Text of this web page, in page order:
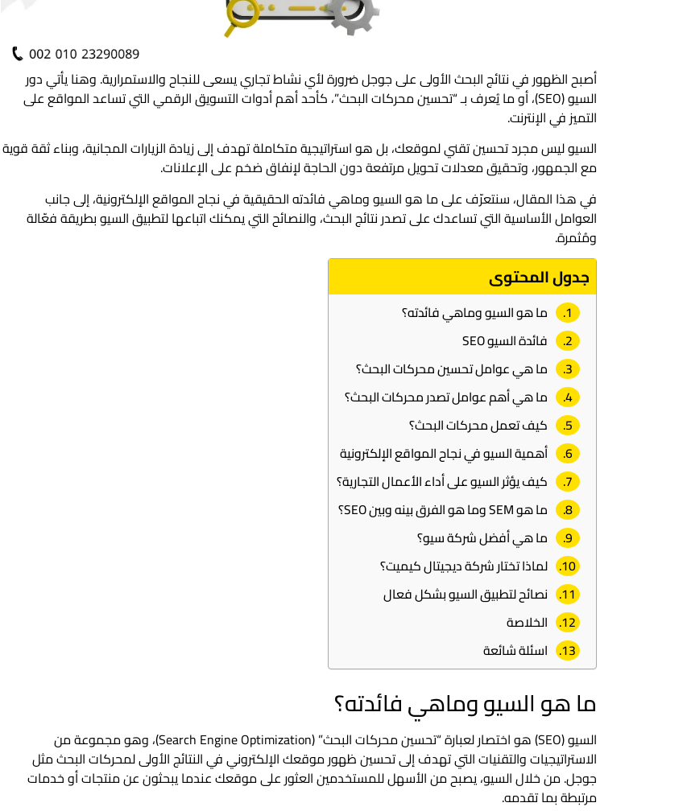
أصبح الظهور في نتائج البحث الأولى على جوجل ضرورة لأي نشاط تجاري يسعى للنجاح والاستمرارية. وهنا يأتي دور
السيو (SEO)، أو ما يُعرف بـ “تحسين محركات البحث”، كأحد أهم أدوات التسويق الرقمي التي تساعد المواقع على
التميز في الإنترنت.
السيو ليس مجرد تحسين تقني لموقعك، بل هو استراتيجية متكاملة تهدف إلى زيادة الزيارات المجانية، وبناء ثقة قوية
مع الجمهور، وتحقيق معدلات تحويل مرتفعة دون الحاجة لإنفاق ضخم على الإعلانات.
في هذا المقال، سنتعرّف على ما هو السيو وماهي فائدته الحقيقية في نجاح المواقع الإلكترونية، إلى جانب
العوامل الأساسية التي تساعدك على تصدر نتائج البحث، والنصائح التي يمكنك اتباعها لتطبيق السيو بطريقة فعّالة
ومُثمرة.
جدول المحتوى
ما هو السيو وماهي فائدته؟
فائدة السيو SEO
ما هي عوامل تحسين محركات البحث؟
ما هي أهم عوامل تصدر محركات البحث؟
كيف تعمل محركات البحث؟
أهمية السيو في نجاح المواقع الإلكترونية
كيف يؤثر السيو على أداء الأعمال التجارية؟
ما هو SEM وما هو الفرق بينه وبين SEO؟
ما هي أفضل شركة سيو؟
لماذا تختار شركة ديجيتال كيميت؟
نصائح لتطبيق السيو بشكل فعال
الخلاصة
اسئلة شائعة
ما هو السيو وماهي فائدته؟
السيو (SEO) هو اختصار لعبارة “تحسين محركات البحث” (Search Engine Optimization)، وهو مجموعة من
الاستراتيجيات والتقنيات التي تهدف إلى تحسين ظهور موقعك الإلكتروني في النتائج الأولى لمحركات البحث مثل
جوجل. من خلال السيو، يصبح من الأسهل للمستخدمين العثور على موقعك عندما يبحثون عن منتجات أو خدمات
مرتبطة بما تقدمه.